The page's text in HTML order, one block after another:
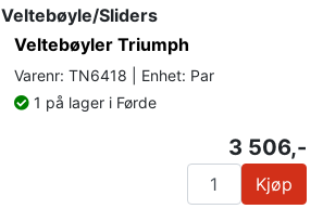
Veltebøyle/Sliders
Veltebøyler Triumph
Varenr: TN6418 | Enhet: Par
1 på lager i Førde
3 506,-
Kjøp